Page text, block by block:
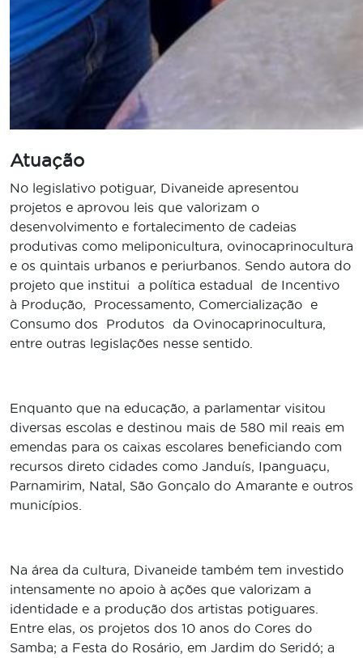
Atuação
No legislativo potiguar, Divaneide apresentou
projetos e aprovou leis que valorizam o
desenvolvimento e fortalecimento de cadeias
produtivas como meliponicultura, ovinocaprinocultura
e os quintais urbanos e periurbanos. Sendo autora do
projeto que institui a política estadual de Incentivo
à Produção, Processamento, Comercialização e
Consumo dos Produtos da Ovinocaprinocultura,
entre outras legislações nesse sentido.
Enquanto que na educação, a parlamentar visitou
diversas escolas e destinou mais de 580 mil reais em
emendas para os caixas escolares beneficiando com
recursos direto cidades como Janduís, Ipanguaçu,
Parnamirim, Natal, São Gonçalo do Amarante e outros
municípios.
Na área da cultura, Divaneide também tem investido
intensamente no apoio à ações que valorizam a
identidade e a produção dos artistas potiguares.
Entre elas, os projetos dos 10 anos do Cores do
Samba; a Festa do Rosário, em Jardim do Seridó; a